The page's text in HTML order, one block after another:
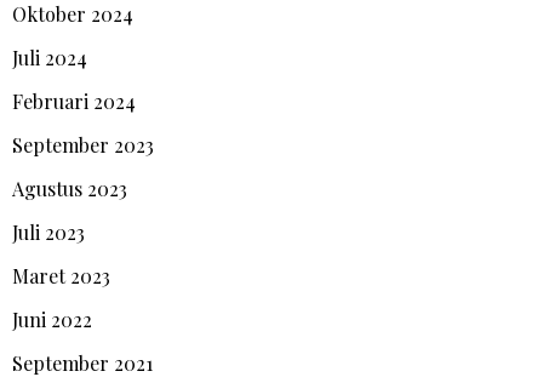
Oktober 2024
Juli 2024
Februari 2024
September 2023
Agustus 2023
Juli 2023
Maret 2023
Juni 2022
September 2021